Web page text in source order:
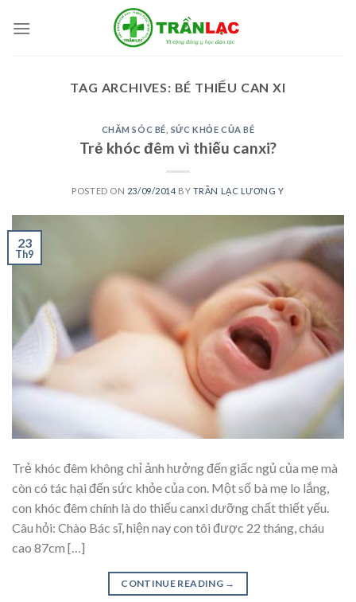
TAG ARCHIVES: BÉ THIẾU CAN XI
CHĂM SÓC BÉ SỨC KHỎE CỦA BÉ
Trẻ khóc đêm vì thiếu canxi?
POSTED ON 23/09/2014 BY TRẦN LẠC LƯƠNG Y
23
Th9
Trẻ khóc đêm không chỉ ảnh hưởng đến giấc ngủ của mẹ mà
còn có tác hại đến sức khỏe của con. Một số bà mẹ lo lắng,
con khóc đêm chính là do thiếu canxi dưỡng chất thiết yếu.
Câu hỏi: Chào Bác sĩ, hiện nay con tôi được 22 tháng, cháu
cao 87cm […]
CONTINUE READING →